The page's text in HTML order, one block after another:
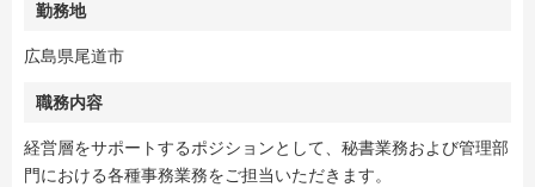
勤務地
広島県尾道市
職務内容
経営層をサポートするポジションとして、秘書業務および管理部
門における各種事務業務をご担当いただきます。